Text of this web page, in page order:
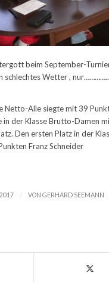
beim September-
schlechtes Wetter ,
Netto-Alle siegte mit 39
in der Klasse Brutto-Damen
Den ersten Platz in der
Franz Schneider
/ VONGERHARD SEEMANN